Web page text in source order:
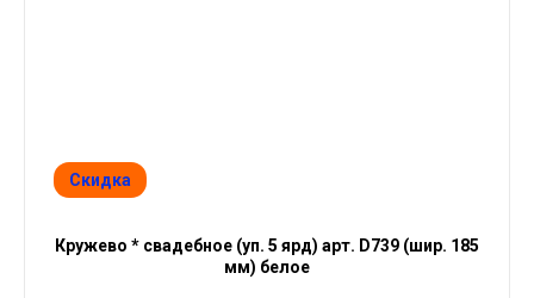
Скидка
Кружево * свадебное (уп. 5 ярд) арт. D739 (шир. 185
мм) белое